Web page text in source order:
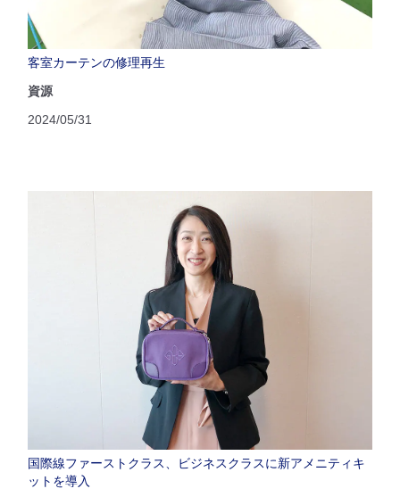
客室カーテンの修理再生
資源
2024/05/31
国際線ファーストクラス、ビジネスクラスに新アメニティキ
ットを導入